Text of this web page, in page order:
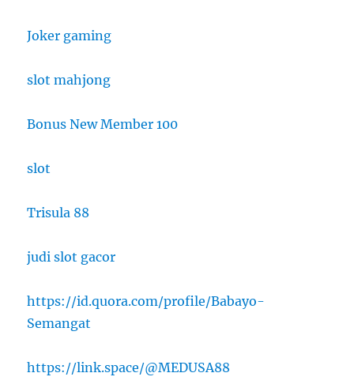
Joker gaming
slot mahjong
Bonus New Member 100
slot
Trisula 88
judi slot gacor
https://id.quora.com/profile/Babayo-
Semangat
https://link.space/@MEDUSA88